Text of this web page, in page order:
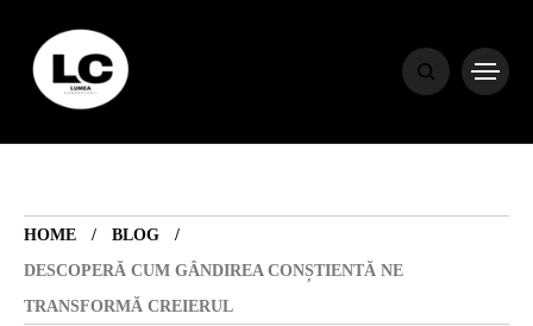
HOME
BLOG
DESCOPERĂ CUM GÂNDIREA CONȘTIENTĂ NE
TRANSFORMĂ CREIERUL
HOME
BLOG
HOROSCOP